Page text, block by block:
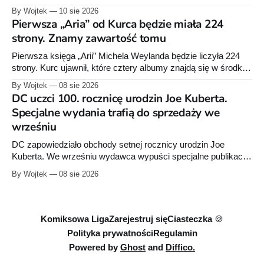
klasyków komiksu - Gotliba, Bineta, Margerina i innych. U nas
na spożywce goszczą raczej superbohaterowie DC i Marvela.
Batmana na pasztecie chyba jeszcze nie było.
By Wojtek 10 sie 2026
Pierwsza „Aria” od Kurca będzie miała 224
strony. Znamy zawartość tomu
Pierwsza księga „Arii” Michela Weylanda będzie liczyła 224
strony. Kurc ujawnił, które cztery albumy znajdą się w środku i
zapowiedział około 30 stron dodatków.
By Wojtek 08 sie 2026
DC uczci 100. rocznicę urodzin Joe Kuberta.
Specjalne wydania trafią do sprzedaży we
wrześniu
DC zapowiedziało obchody setnej rocznicy urodzin Joe
Kuberta. We wrześniu wydawca wypuści specjalne publikacje
poświęcone twórcy „Sgt. Rocka”, z których dwie trafią do
sprzedaży niemal dokładnie w dniu jego urodzin.
By Wojtek 08 sie 2026
Komiksowa LigaZarejestruj sięCiasteczka 🍪
Polityka prywatnościRegulamin
Powered by Ghost and Diffico.